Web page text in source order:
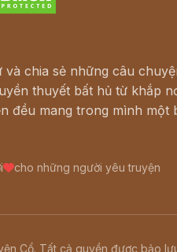
và chia sẻ những câu
thuyết bất hủ từ khắp
đều mang trong mình một
cho những người yêu truyện
Cổ. Tất cả quyền được bảo